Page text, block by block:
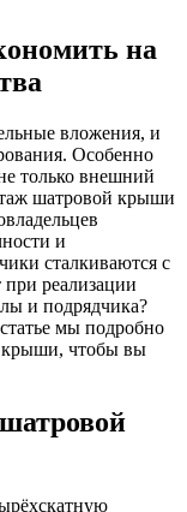
на
вложения, и
Особенно
только внешний
шатровой крыши
и
сталкиваются с
реализации
и подрядчика?
мы подробно
крыши, чтобы вы